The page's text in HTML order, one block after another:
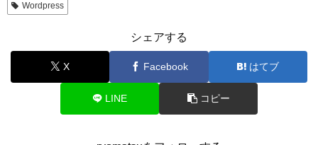
Wordpress
シェアする
X Facebook はてブ
LINE コピー